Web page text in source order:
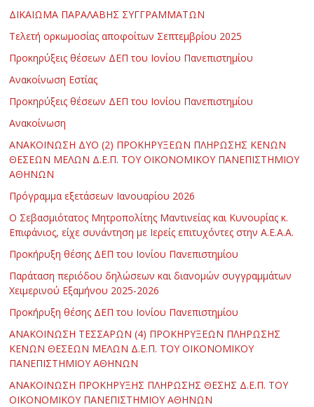
ΔΙΚΑΙΩΜΑ ΠΑΡΑΛΑΒΗΣ ΣΥΓΓΡΑΜΜΑΤΩΝ
Τελετή ορκωμοσίας αποφοίτων Σεπτεμβρίου 2025
Προκηρύξεις θέσεων ΔΕΠ του Ιονίου Πανεπιστημίου
Ανακοίνωση Εστίας
Προκηρύξεις θέσεων ΔΕΠ του Ιονίου Πανεπιστημίου
Ανακοίνωση
ΑΝΑΚΟΙΝΩΣΗ ΔΥΟ (2) ΠΡΟΚΗΡΥΞΕΩΝ ΠΛΗΡΩΣΗΣ ΚΕΝΩΝ
ΘΕΣΕΩΝ ΜΕΛΩΝ Δ.Ε.Π. ΤΟΥ ΟΙΚΟΝΟΜΙΚΟΥ ΠΑΝΕΠΙΣΤΗΜΙΟΥ
ΑΘΗΝΩΝ
Πρόγραμμα εξετάσεων Ιανουαρίου 2026
Ο Σεβασμιότατος Μητροπολίτης Μαντινείας και Κυνουρίας κ.
Επιφάνιος, είχε συνάντηση με Ιερείς επιτυχόντες στην Α.Ε.Α.Α.
Προκήρυξη θέσης ΔΕΠ του Ιονίου Πανεπιστημίου
Παράταση περιόδου δηλώσεων και διανομών συγγραμμάτων
Χειμερινού Εξαμήνου 2025-2026
Προκήρυξη θέσης ΔΕΠ του Ιονίου Πανεπιστημίου
ΑΝΑΚΟΙΝΩΣΗ ΤΕΣΣΑΡΩΝ (4) ΠΡΟΚΗΡΥΞΕΩΝ ΠΛΗΡΩΣΗΣ
ΚΕΝΩΝ ΘΕΣΕΩΝ ΜΕΛΩΝ Δ.Ε.Π. ΤΟΥ ΟΙΚΟΝΟΜΙΚΟΥ
ΠΑΝΕΠΙΣΤΗΜΙΟΥ ΑΘΗΝΩΝ
ΑΝΑΚΟΙΝΩΣΗ ΠΡΟΚΗΡΥΞΗΣ ΠΛΗΡΩΣΗΣ ΘΕΣΗΣ Δ.Ε.Π. ΤΟΥ
ΟΙΚΟΝΟΜΙΚΟΥ ΠΑΝΕΠΙΣΤΗΜΙΟΥ ΑΘΗΝΩΝ